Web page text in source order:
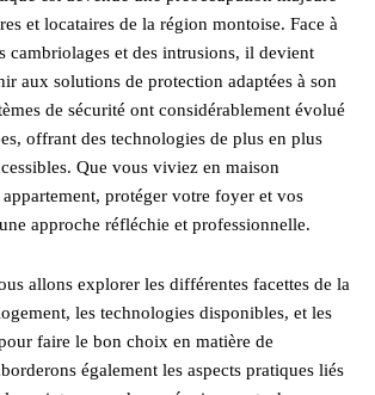
et locataires de la région montoise. Face à
cambriolages et des intrusions, il devient
aux solutions de protection adaptées à son
de sécurité ont considérablement évolué
offrant des technologies de plus en plus
Que vous viviez en maison
protéger votre foyer et vos
approche réfléchie et professionnelle.
allons explorer les différentes facettes de la
les technologies disponibles, et les
faire le bon choix en matière de
également les aspects pratiques liés